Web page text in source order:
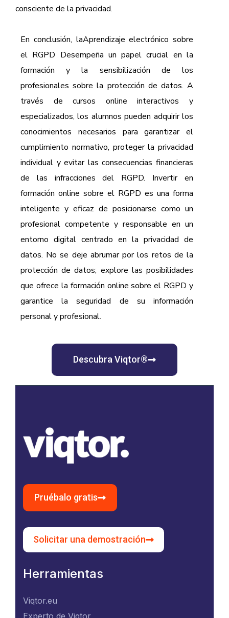
consciente de la privacidad.
En conclusión, laAprendizaje electrónico sobre
el RGPD Desempeña un papel crucial en la
formación y la sensibilización de los
profesionales sobre la protección de datos. A
través de cursos online interactivos y
especializados, los alumnos pueden adquirir los
conocimientos necesarios para garantizar el
cumplimiento normativo, proteger la privacidad
individual y evitar las consecuencias financieras
de las infracciones del RGPD. Invertir en
formación online sobre el RGPD es una forma
inteligente y eficaz de posicionarse como un
profesional competente y responsable en un
entorno digital centrado en la privacidad de
datos. No se deje abrumar por los retos de la
protección de datos; explore las posibilidades
que ofrece la formación online sobre el RGPD y
garantice la seguridad de su información
personal y profesional.
Descubra Viqtor®
Pruébalo gratis
Solicitar una demostración
Herramientas
Viqtor.eu